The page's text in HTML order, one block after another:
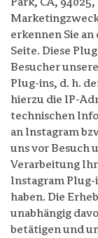
erkennen Sie
Seite. Diese
Besucher
Plug-ins, d. h.
hierzu die IP-
technischen
an Instagram
uns vor Besuch
Verarbeitung
Instagram Plug-
haben. Die
unabhängig
betätigen und